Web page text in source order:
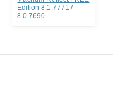
Edition 8.1.7771 /
8.0.7690